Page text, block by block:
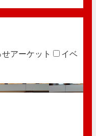
せアーケット
イベ